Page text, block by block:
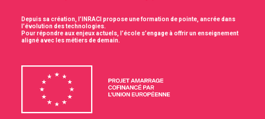
Depuis sa création, l’INRACI propose une formation de pointe, ancrée dans
l’évolution des technologies.
Pour répondre aux enjeux actuels, l’école s’engage à offrir un enseignement
aligné avec les métiers de demain.